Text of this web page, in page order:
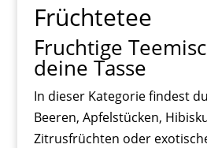
Früchtetee
Fruchtige
deine Tasse
In dieser Kategorie findest du
Beeren, Apfelstücken,
Zitrusfrüchten oder